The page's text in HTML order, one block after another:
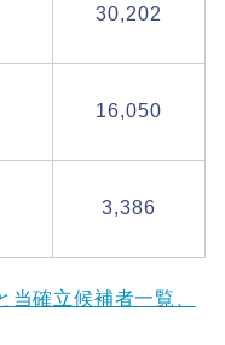
30,202
16,050
3,386
確立候補者一覧、